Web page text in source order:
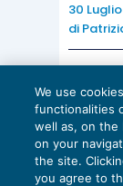
30
di
EU AI
27
di Diego
We use
functionalities
well as, on the
on your
the site.
you agree to